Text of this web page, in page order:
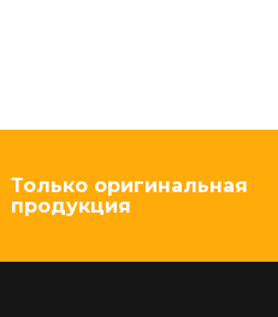
Только оригинальная
продукция